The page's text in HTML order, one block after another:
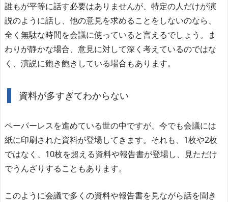
誰もが平等に話す必要はありませんが、特定の人だけが演
説のように話し、他の意見を求めることをしないのなら、
全く無駄な時間を会議に使っていると言えるでしょう。ま
わりが静かな場合、意見に対して深く考えているのではな
く、演説に飽き飽きしている場合もあります。
資料が多すぎてわからない
ペーパーレスを進めている世の中ですが、今でも会議には
紙に印刷された資料が登場してきます。それも、1枚や2枚
ではなく、10枚を超える資料や報告書が登場し、見ただけ
でうんざりすることもあります。
このように会議で多くの資料や報告書を見ながら話を聞き